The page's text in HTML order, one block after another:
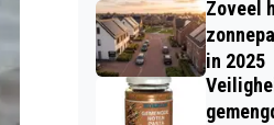
Zoveel
in 2025